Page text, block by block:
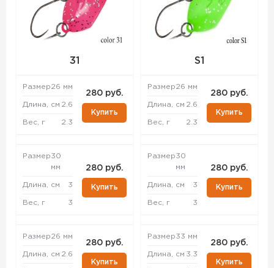
31
Размер26 мм
Длина, см 2.6
Вес, г 2.3
280 руб.
Купить
Размер30
мм
Длина, см 3
Вес, г 3
280 руб.
Купить
Размер26 мм
Длина, см 2.6
280 руб.
Купить
S1
Размер26 мм
Длина, см 2.6
Вес, г 2.3
280 руб.
Купить
Размер30
мм
Длина, см 3
Вес, г 3
280 руб.
Купить
Размер33 мм
Длина, см 3.3
280 руб.
Купить